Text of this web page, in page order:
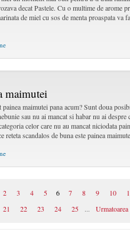
decat Pastele. Cu o multime de arome
de miel cu sos de menta proaspata va
maimutei
painea maimutei pana acum? Sunt doua
sau nu ai mancat si habar nu ai
celor care nu au mancat niciodata
reteta scandalos de buna este painea
2 3 4 5 6 7 8 9 10
21 22 23 24 25 ... Urmatoarea